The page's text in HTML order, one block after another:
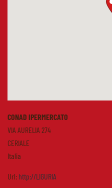
CONAD IPERMERCATO
VIA AURELIA 274
CERIALE
Italia
Url: http://LIGURIA